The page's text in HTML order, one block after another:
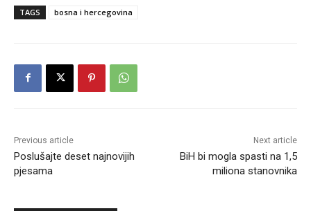
TAGS bosna i hercegovina
Previous article
Poslušajte deset najnovijih
pjesama
Next article
BiH bi mogla spasti na 1,5
miliona stanovnika